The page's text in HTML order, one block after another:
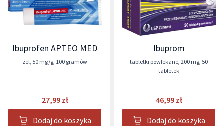
Ibuprofen APTEO MED
żel, 50 mg/g, 100 gramów
27,99 zł
Dodaj do koszyka
Ibuprom
tabletki powlekane, 200 mg, 50
tabletek
46,99 zł
Dodaj do koszyka